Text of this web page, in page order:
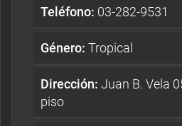
Teléfono: 03-282-9531
Género: Tropical
Dirección: Juan B. Vela
piso